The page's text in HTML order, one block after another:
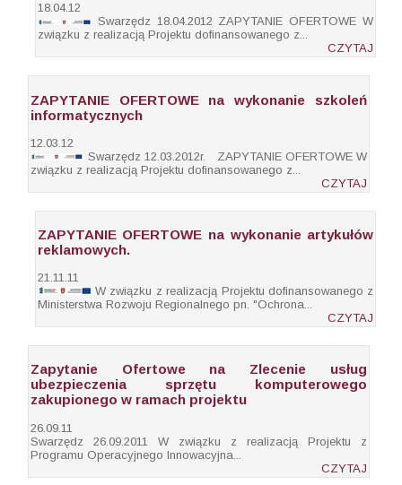
18.04.12
Swarzędz 18.04.2012 ZAPYTANIE OFERTOWE W
związku z realizacją Projektu dofinansowanego z...
CZYTAJ
ZAPYTANIE OFERTOWE na wykonanie szkoleń
informatycznych
12.03.12
Swarzędz 12.03.2012r. ZAPYTANIE OFERTOWE W
związku z realizacją Projektu dofinansowanego z...
CZYTAJ
ZAPYTANIE OFERTOWE na wykonanie artykułów
reklamowych.
21.11.11
W związku z realizacją Projektu dofinansowanego z
Ministerstwa Rozwoju Regionalnego pn. "Ochrona...
CZYTAJ
Zapytanie Ofertowe na Zlecenie usług
ubezpieczenia sprzętu komputerowego
zakupionego w ramach projektu
26.09.11
Swarzędz 26.09.2011 W związku z realizacją Projektu z
Programu Operacyjnego Innowacyjna...
CZYTAJ